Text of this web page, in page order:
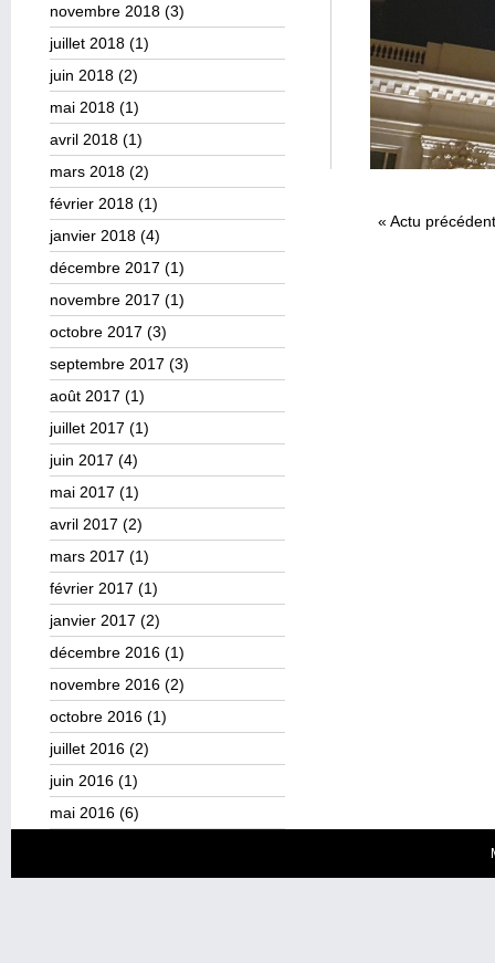
novembre 2018 (3)
juillet 2018 (1)
juin 2018 (2)
mai 2018 (1)
avril 2018 (1)
mars 2018 (2)
février 2018 (1)
janvier 2018 (4)
décembre 2017 (1)
novembre 2017 (1)
octobre 2017 (3)
septembre 2017 (3)
août 2017 (1)
juillet 2017 (1)
juin 2017 (4)
mai 2017 (1)
avril 2017 (2)
mars 2017 (1)
février 2017 (1)
janvier 2017 (2)
décembre 2016 (1)
novembre 2016 (2)
octobre 2016 (1)
juillet 2016 (2)
juin 2016 (1)
mai 2016 (6)
« Actu